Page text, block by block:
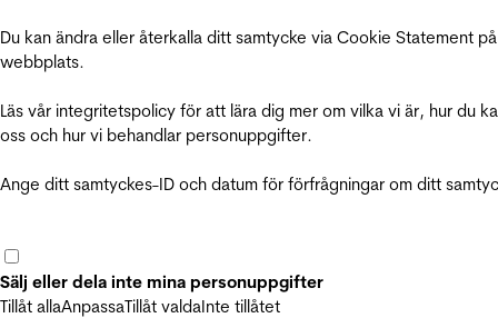
Du kan ändra eller återkalla ditt samtycke via Cookie Statement
webbplats.
Läs vår integritetspolicy för att lära dig mer om vilka vi är, hur du
oss och hur vi behandlar personuppgifter.
Ange ditt samtyckes-ID och datum för förfrågningar om ditt
Sälj eller dela inte mina personuppgifter
Tillåt allaAnpassaTillåt valdaInte tillåtet